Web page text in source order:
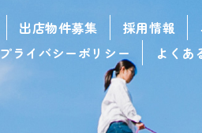
出店物件募集 採用情報
プライバシーポリシー
よくあ